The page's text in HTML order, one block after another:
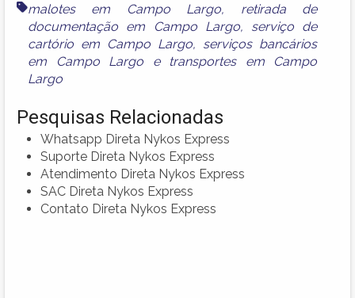
malotes em Campo Largo, retirada de
documentação em Campo Largo, serviço de
cartório em Campo Largo, serviços bancários
em Campo Largo e transportes em Campo
Largo
Pesquisas Relacionadas
Whatsapp Direta Nykos Express
Suporte Direta Nykos Express
Atendimento Direta Nykos Express
SAC Direta Nykos Express
Contato Direta Nykos Express